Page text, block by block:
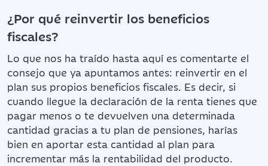
¿Por qué reinvertir los beneficios
fiscales?
Lo que nos ha traído hasta aquí es comentarte el
consejo que ya apuntamos antes: reinvertir en el
plan sus propios beneficios fiscales. Es decir, si
cuando llegue la declaración de la renta tienes que
pagar menos o te devuelven una determinada
cantidad gracias a tu plan de pensiones, harías
bien en aportar esta cantidad al plan para
incrementar más la rentabilidad del producto.